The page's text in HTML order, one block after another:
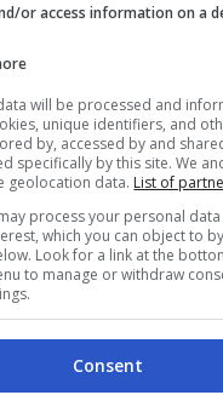
le tartarughe di
alle zampe.
in casa è meglio
recinto in giardino.
di terra sono in
profonde e in
dei veri e
or access information on a
will be processed and
unique identifiers, and
by, accessed by and
specifically by this site. We
geolocation data. List of
process your personal
which you can object to
Look for a link at the
to manage or withdraw
Consent